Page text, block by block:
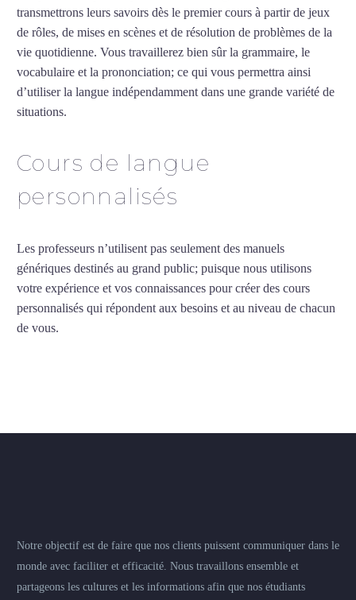
transmettrons leurs savoirs dès le premier cours à partir de jeux
de rôles, de mises en scènes et de résolution de problèmes de la
vie quotidienne. Vous travaillerez bien sûr la grammaire, le
vocabulaire et la prononciation; ce qui vous permettra ainsi
d’utiliser la langue indépendamment dans une grande variété de
situations.
Cours de langue
personnalisés
Les professeurs n’utilisent pas seulement des manuels
génériques destinés au grand public; puisque nous utilisons
votre expérience et vos connaissances pour créer des cours
personnalisés qui répondent aux besoins et au niveau de chacun
de vous.
Notre objectif est de faire que nos clients puissent communiquer dans le
monde avec faciliter et efficacité. Nous travaillons ensemble et
partageons les cultures et les informations afin que nos étudiants